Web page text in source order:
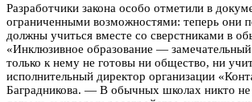
Разработчики закона особо отметили в
ограниченными возможностями: теперь они
должны учиться вместе со сверстниками в
«Инклюзивное образование —
только к нему не готовы ни общество, ни
исполнительный директор организации
Баградникова. — В обычных школах никто не